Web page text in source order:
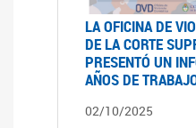
LA OFICINA DE
DE LA CORTE
PRESENTÓ UN
AÑOS DE
02/10/2025